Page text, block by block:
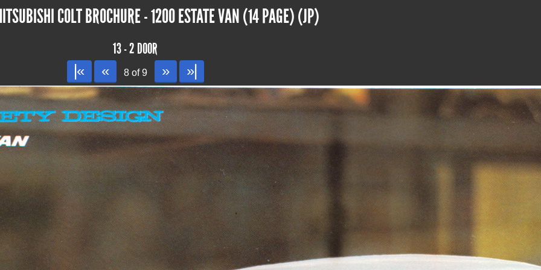
COLT BROCHURE - 1200 ESTATE VAN (14 PAGE) (JP)
13 - 2 DOOR
|«
« 8 of 9 » »|